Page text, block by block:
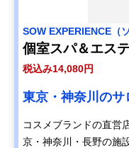
SOW EXPERIENCE（
個室スパ＆エス
税込み14,080円
東京・神奈川の
コスメブランドの直営
京・神奈川・長野の施